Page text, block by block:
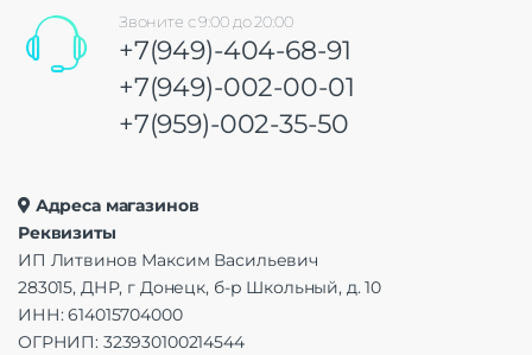
Звоните с 9:00 до 20:00
+7(949)-404-68-91
+7(949)-002-00-01
+7(959)-002-35-50
Адреса магазинов
Реквизиты
ИП Литвинов Максим Васильевич
283015, ДНР, г Донецк, б-р Школьный, д. 10
ИНН: 614015704000
ОГРНИП: 323930100214544